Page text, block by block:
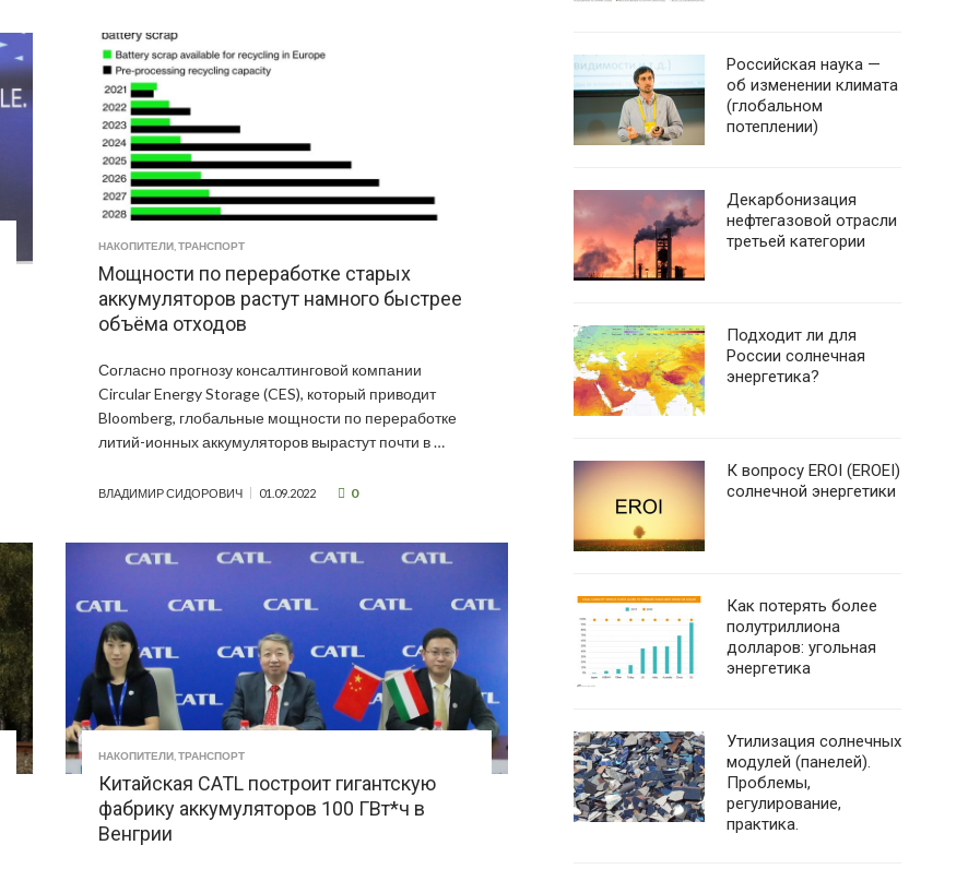
НАКОПИТЕЛИ ,ТРАНСПОРТ
Мощности по переработке старых
аккумуляторов растут намного быстрее
объёма отходов
Согласно прогнозу консалтинговой компании
Circular Energy Storage (CES), который приводит
Bloomberg, глобальные мощности по переработке
литий-ионных аккумуляторов вырастут почти в …
ВЛАДИМИР СИДОРОВИЧ 01.09.2022 0
НАКОПИТЕЛИ ,ТРАНСПОРТ
Китайская CATL построит гигантскую
фабрику аккумуляторов 100 ГВт*ч в
Венгрии
Российская наука —
об изменении климата
(глобальном
потеплении)
Декарбонизация
нефтегазовой отрасли
третьей категории
Подходит ли для
России солнечная
энергетика?
К вопросу EROI (EROEI)
солнечной энергетики
Как потерять более
полутриллиона
долларов: угольная
энергетика
Утилизация солнечных
модулей (панелей).
Проблемы,
регулирование,
практика.